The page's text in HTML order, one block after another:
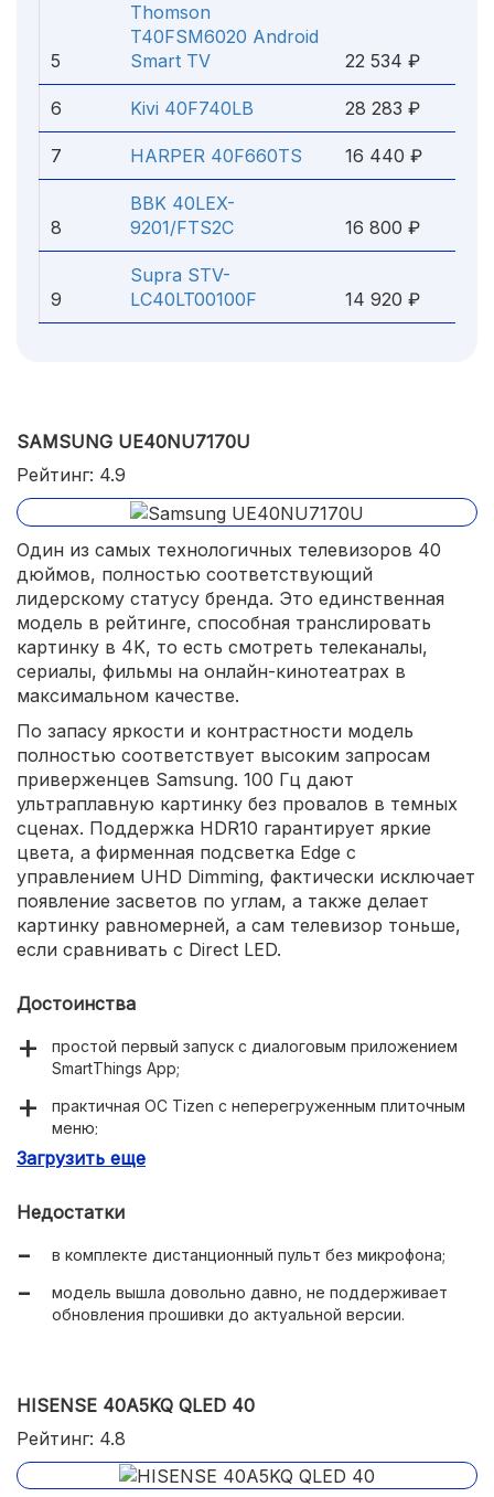
5
Thomson
T40FSM6020 Android
Smart TV
22 534 ₽
6 Kivi 40F740LB 28 283 ₽
7 HARPER 40F660TS 16 440 ₽
8
BBK 40LEX-
9201/FTS2C
16 800 ₽
9
Supra STV-
LC40LT00100F
14 920 ₽
SAMSUNG UE40NU7170U
Рейтинг: 4.9
Один из самых технологичных телевизоров 40
дюймов, полностью соответствующий
лидерскому статусу бренда. Это единственная
модель в рейтинге, способная транслировать
картинку в 4K, то есть смотреть телеканалы,
сериалы, фильмы на онлайн-кинотеатрах в
максимальном качестве.
По запасу яркости и контрастности модель
полностью соответствует высоким запросам
приверженцев Samsung. 100 Гц дают
ультраплавную картинку без провалов в темных
сценах. Поддержка HDR10 гарантирует яркие
цвета, а фирменная подсветка Edge с
управлением UHD Dimming, фактически исключает
появление засветов по углам, а также делает
картинку равномерней, а сам телевизор тоньше,
если сравнивать с Direct LED.
Достоинства
простой первый запуск с диалоговым приложением
SmartThings App;
практичная ОС Tizen с неперегруженным плиточным
меню;
передача контента в формате HDR;
особенности демонстрируемого изображения
картинка в формате 4K;
Загрузить еще
Недостатки
в комплекте дистанционный пульт без микрофона;
модель вышла довольно давно, не поддерживает
обновления прошивки до актуальной версии.
HISENSE 40A5KQ QLED 40
Рейтинг: 4.8